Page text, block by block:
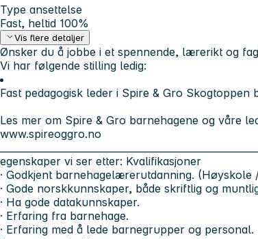
Type ansettelse
Fast, heltid 100%
Vis flere detaljer
Ønsker du å jobbe i et spennende, lærerikt og
Vi har følgende stilling ledig:
Fast pedagogisk leder i Spire & Gro Skogtoppen
Les mer om Spire & Gro barnehagene og våre
www.spireoggro.no
egenskaper vi ser etter: Kvalifikasjoner
· Godkjent barnehagelærerutdanning.
· Gode norskkunnskaper, både skriftlig og
· Ha gode datakunnskaper.
· Erfaring fra barnehage.
· Erfaring med å lede barnegrupper og personal.